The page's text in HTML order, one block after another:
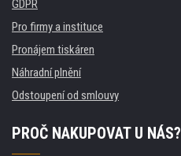
GDPR
Pro firmy a instituce
Pronájem tiskáren
Náhradní plnění
Odstoupení od smlouvy
PROČ NAKUPOVAT U NÁS?